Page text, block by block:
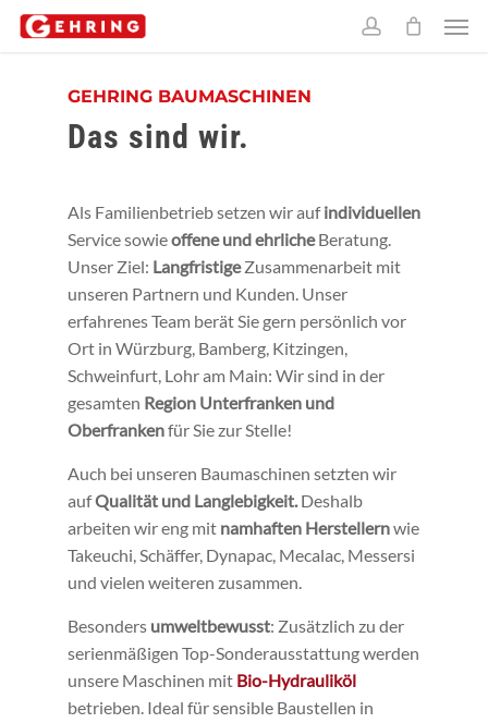
Skip
GEHRING BAUMASCHINEN
Das sind wir.
Als Familienbetrieb setzen wir aufindividuellen
Service sowieoffene und ehrlicheBeratung.
Unser Ziel: LangfristigeZusammenarbeit mit
unseren Partnern und Kunden. Unser
erfahrenes Team berät Sie gern persönlich vor
Ort in Würzburg, Bamberg, Kitzingen,
Schweinfurt, Lohr am Main: Wir sind in der
gesamten Region Unterfranken und
Oberfrankenfür Sie zur Stelle!
Auch bei unseren Baumaschinen setzten wir
aufQualität und Langlebigkeit.Deshalb
arbeiten wir eng mit namhaften Herstellernwie
Takeuchi, Schäffer, Dynapac, Mecalac, Messersi
und vielen weiteren zusammen.
Besonders umweltbewusst: Zusätzlich zu der
serienmäßigen Top-Sonderausstattung werden
unsere Maschinen mit Bio-Hydrauliköl
betrieben. Ideal für sensible Baustellen in